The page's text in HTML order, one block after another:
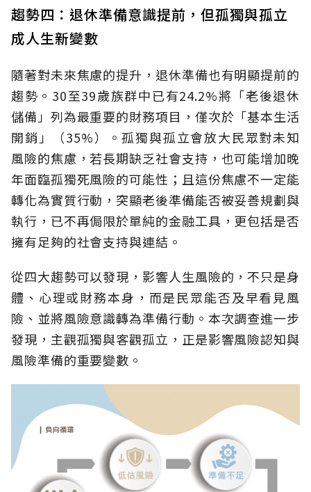
趨勢四：退休準備意識提前，但孤獨與孤立
成人生新變數
隨著對未來焦慮的提升，退休準備也有明顯提前的
趨勢。30至39歲族群中已有24.2%將「老後退休
儲備」列為最重要的財務項目，僅次於「基本生活
開銷」（35%）。孤獨與孤立會放大民眾對未知
風險的焦慮，若長期缺乏社會支持，也可能增加晚
年面臨孤獨死風險的可能性；且這份焦慮不一定能
轉化為實質行動，突顯老後準備能否被妥善規劃與
執行，已不再侷限於單純的金融工具，更包括是否
擁有足夠的社會支持與連結。
從四大趨勢可以發現，影響人生風險的，不只是身
體、心理或財務本身，而是民眾能否及早看見風
險、並將風險意識轉為準備行動。本次調查進一步
發現，主觀孤獨與客觀孤立，正是影響風險認知與
風險準備的重要變數。